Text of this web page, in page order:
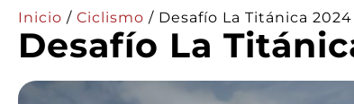
Inicio / Ciclismo / Desafío La Titánica 2024
Desafío La